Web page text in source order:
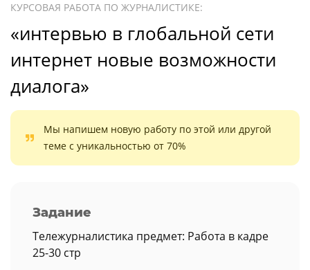
КУРСОВАЯ РАБОТА ПО ЖУРНАЛИСТИКЕ:
«интервью в глобальной сети
интернет новые возможности
диалога»
Мы напишем новую работу по этой или другой
теме с уникальностью от 70%
Задание
Тележурналистика предмет: Работа в кадре
25-30 стр